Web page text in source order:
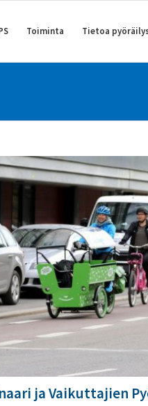
Toiminta Tietoa
ja Vaikuttajien